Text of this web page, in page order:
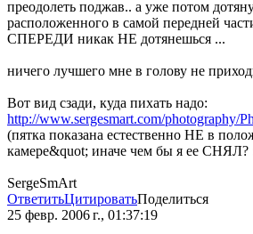
преодолеть поджав.. а уже потом
расположенного в самой передней
СПЕРЕДИ никак НЕ дотянешься ...
ничего лучшего мне в голову не
Вот вид сзади, куда пихать надо:
http://www.sergesmart.com/photography/
(пятка показана естественно НЕ в
камере&quot; иначе чем бы я ее СНЯЛ?
SergeSmArt
ОтветитьЦитироватьПоделиться
25 февр. 2006 г., 01:37:19